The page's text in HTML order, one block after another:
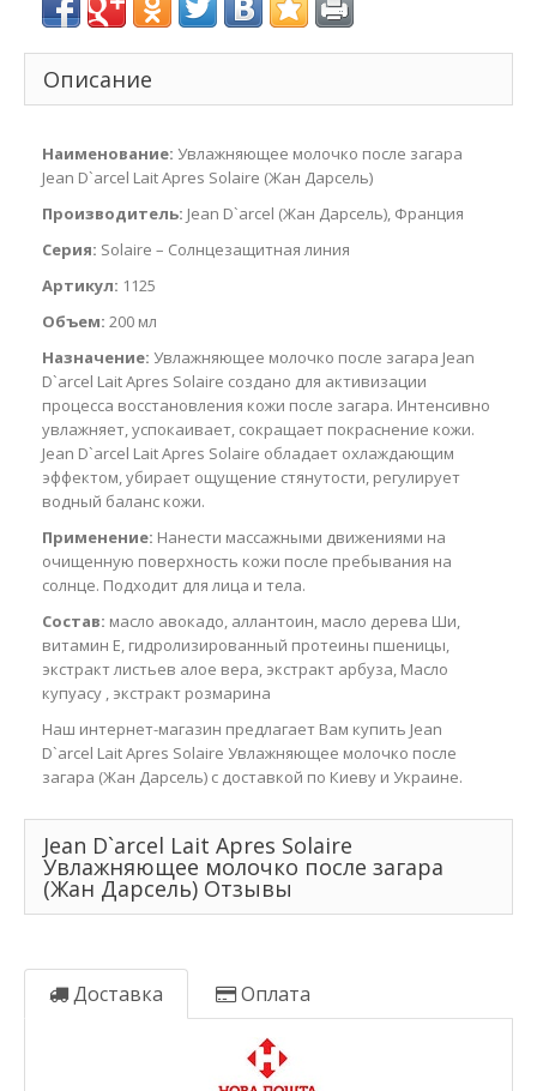
Описание
Наименование: Увлажняющее молочко после загара
Jean D`arcel Lait Apres Solaire (Жан Дарсель)
Производитель: Jean D`arcel (Жан Дарсель), Франция
Серия: Solaire – Солнцезащитная линия
Артикул: 1125
Объем: 200 мл
Назначение: Увлажняющее молочко после загара Jean
D`arcel Lait Apres Solaire создано для активизации
процесса восстановления кожи после загара. Интенсивно
увлажняет, успокаивает, сокращает покраснение кожи.
Jean D`arcel Lait Apres Solaire обладает охлаждающим
эффектом, убирает ощущение стянутости, регулирует
водный баланс кожи.
Применение: Нанести массажными движениями на
очищенную поверхность кожи после пребывания на
солнце. Подходит для лица и тела.
Состав: масло авокадо, аллантоин, масло дерева Ши,
витамин E, гидролизированный протеины пшеницы,
экстракт листьев алое вера, экстракт арбуза, Масло
купуасу , экстракт розмарина
Наш интернет-магазин предлагает Вам купить Jean
D`arcel Lait Apres Solaire Увлажняющее молочко после
загара (Жан Дарсель) с доставкой по Киеву и Украине.
Jean D`arcel Lait Apres Solaire
Увлажняющее молочко после загара
(Жан Дарсель) Отзывы
Доставка Оплата